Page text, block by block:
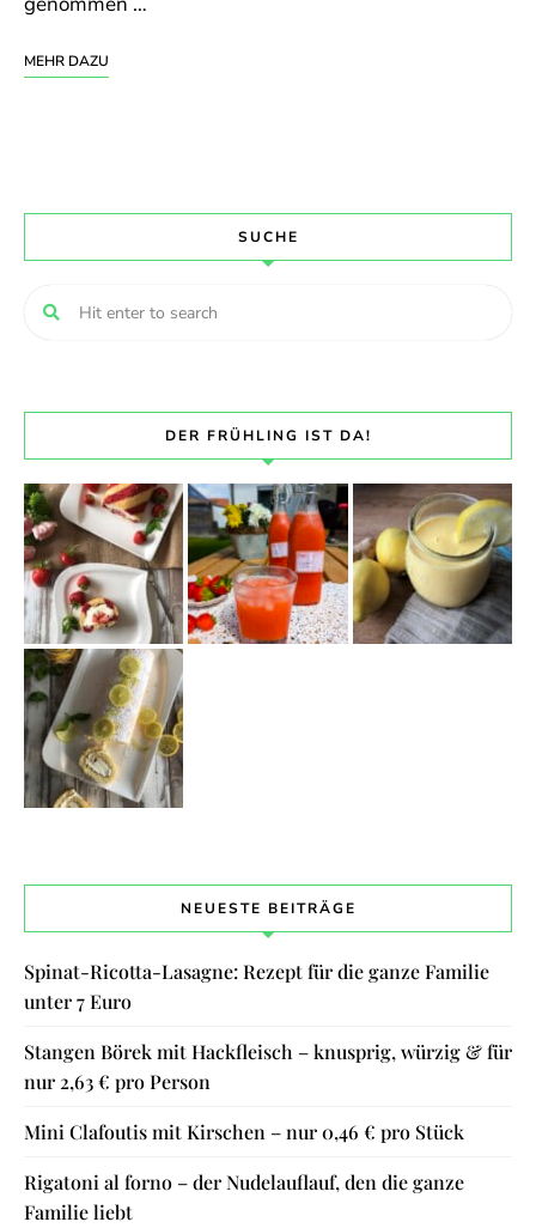
MEHR DAZU
SUCHE
DER FRÜHLING IST DA!
NEUESTE BEITRÄGE
Spinat-Ricotta-Lasagne: Rezept für die ganze Familie
unter 7 Euro
Stangen Börek mit Hackfleisch – knusprig, würzig & für
nur 2,63 € pro Person
Mini Clafoutis mit Kirschen – nur 0,46 € pro Stück
Rigatoni al forno – der Nudelauflauf, den die ganze
Familie liebt